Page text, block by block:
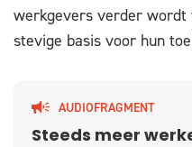
werkgevers verder
stevige basis voor hun
AUDIOFRAGMENT
Steeds meer